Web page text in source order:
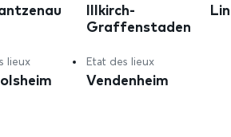
Illkirch-
Graffenstaden
lieux Etat des lieux
Vendenheim